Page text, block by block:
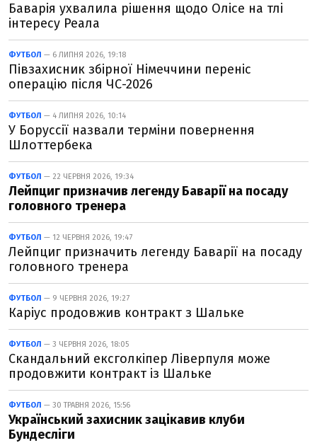
Баварія ухвалила рішення щодо Оліcе на тлі
інтересу Реала
ФУТБОЛ — 6 ЛИПНЯ 2026, 19:18
Півзахисник збірної Німеччини переніс
операцію після ЧС-2026
ФУТБОЛ — 4 ЛИПНЯ 2026, 10:14
У Боруссії назвали терміни повернення
Шлоттербека
ФУТБОЛ — 22 ЧЕРВНЯ 2026, 19:34
Лейпциг призначив легенду Баварії на посаду
головного тренера
ФУТБОЛ — 12 ЧЕРВНЯ 2026, 19:47
Лейпциг призначить легенду Баварії на посаду
головного тренера
ФУТБОЛ — 9 ЧЕРВНЯ 2026, 19:27
Каріус продовжив контракт з Шальке
ФУТБОЛ — 3 ЧЕРВНЯ 2026, 18:05
Скандальний ексголкіпер Ліверпуля може
продовжити контракт із Шальке
ФУТБОЛ — 30 ТРАВНЯ 2026, 15:56
Український захисник зацікавив клуби
Бундесліги